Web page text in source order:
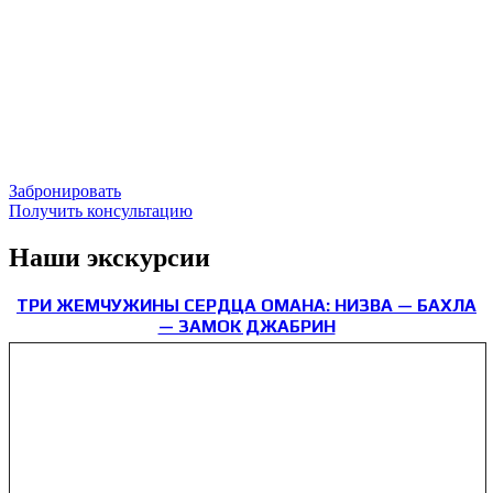
Забронировать
Получить консультацию
Наши экскурсии
ТРИ ЖЕМЧУЖИНЫ СЕРДЦА ОМАНА: НИЗВА — БАХЛА
— ЗАМОК ДЖАБРИН